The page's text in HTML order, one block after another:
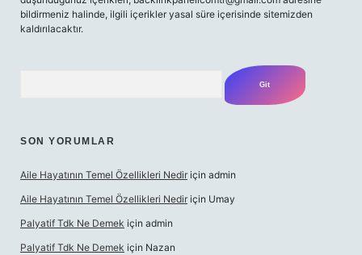
bildirmeniz halinde, ilgili içerikler yasal süre içerisinde sitemizden
kaldırılacaktır.
SON YORUMLAR
Aile Hayatının Temel Özellikleri Nedir için admin
Aile Hayatının Temel Özellikleri Nedir için Umay
Palyatif Tdk Ne Demek için admin
Palyatif Tdk Ne Demek için Nazan